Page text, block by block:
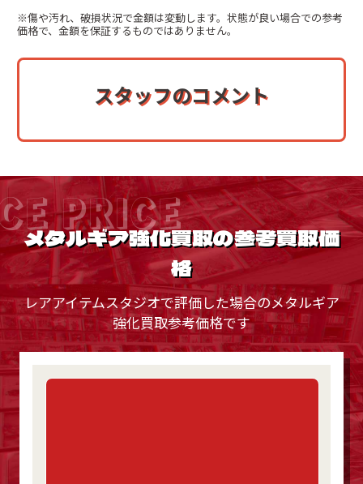
※傷や汚れ、破損状況で金額は変動します。状態が良い場合での参考
価格で、金額を保証するものではありません。
スタッフのコメント
PRICE
メタルギア強化買取の参考買取価
格
レアアイテムスタジオで評価した場合のメタルギア
強化買取参考価格です